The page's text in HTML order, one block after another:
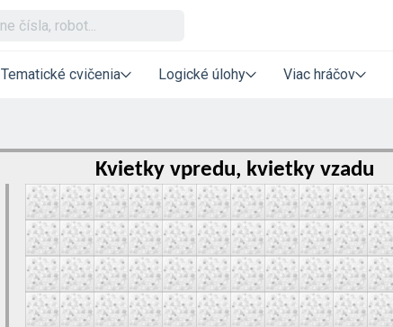
Tematické cvičenia Logické úlohy Viac hráčov
Kvietky vpredu, kvietky vzadu